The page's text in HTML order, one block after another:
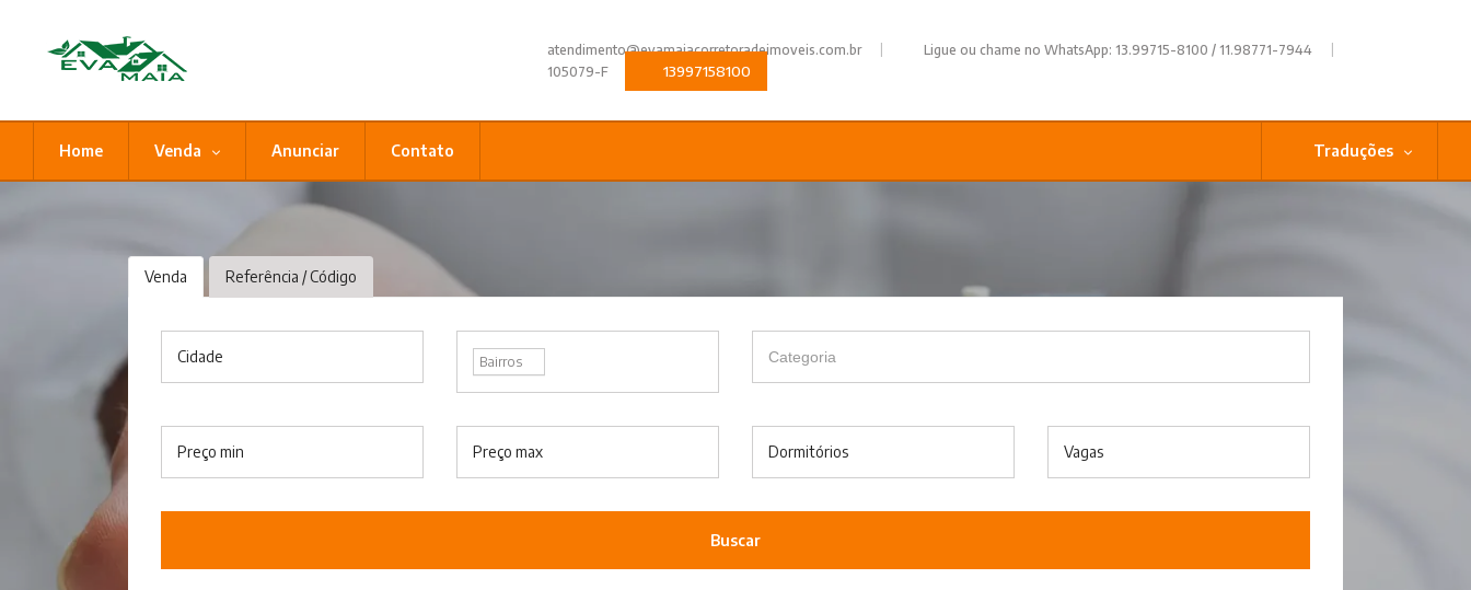
atendimento@evamaiacorretoradeimoveis.com.br | Ligue ou chame no WhatsApp: 13.99715-8100 / 11.98771-7944 |
105079-F 13997158100
Traduções
Home Venda Anunciar Contato
Venda Referência / Código
Cidade Bairros
Preço min Preço max Dormitórios Vagas
Buscar